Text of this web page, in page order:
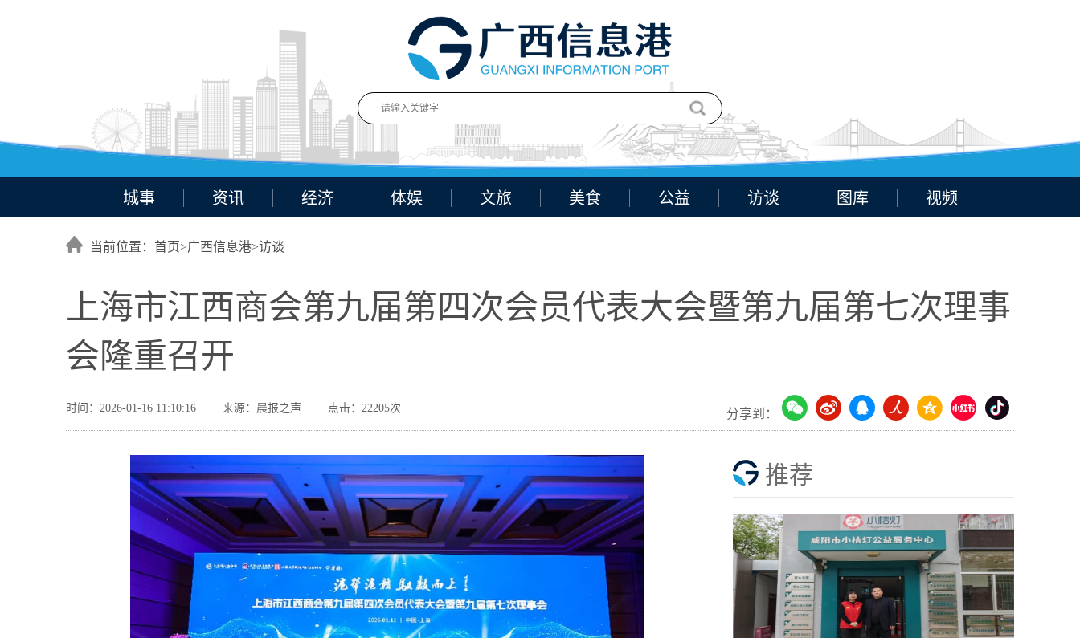
城事 资讯 经济 体娱 文旅 美食 公益 访谈 图库 视频
当前位置：首页>广西信息港>访谈
上海市江西商会第九届第四次会员代表大会暨第九届第七次理事
会隆重召开
时间：2026-01-16 11:10:16 来源：晨报之声 点击：22205次 分享到：
推荐